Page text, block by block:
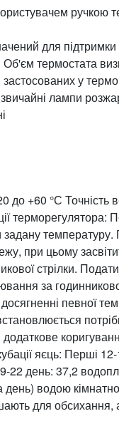
ручкою
для підтримки
термостата
застосованих у
лампи
до +60 °С Точність
терморегулятора:
температуру.
при цьому
стрілки.
за
певної
додаткове
яєць: Перші
22 день: 37,2
водою
для обсихання,